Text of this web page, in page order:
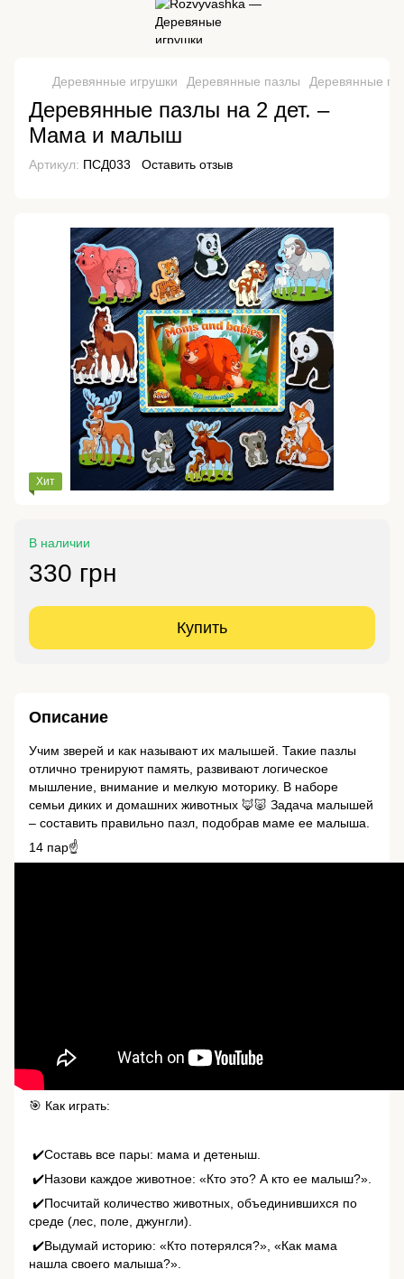
Деревянные игрушки Деревянные пазлы Деревянные
Деревянные пазлы на 2 дет. –
Мама и малыш
Артикул: ПСД033 Оставить отзыв
Хит
В наличии
330 грн
Купить
Описание
Учим зверей и как называют их малышей. Такие пазлы
отлично тренируют память, развивают логическое
мышление, внимание и мелкую моторику. В наборе
семьи диких и домашних животных 🦊🐷 Задача малышей
– составить правильно пазл, подобрав маме ее малыша.
14 пар☝️
🎯 Как играть:
✔️Составь все пары: мама и детеныш.
✔️Назови каждое животное: «Кто это? А кто ее малыш?».
✔️Посчитай количество животных, объединившихся по
среде (лес, поле, джунгли).
✔️Выдумай историю: «Кто потерялся?», «Как мама
нашла своего малыша?».